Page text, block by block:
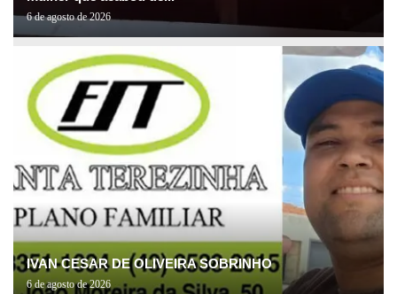
6 de agosto de 2026
IVAN CESAR DE OLIVEIRA SOBRINHO
6 de agosto de 2026